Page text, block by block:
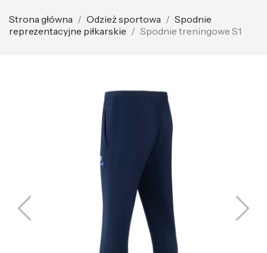
Strona główna Odzież sportowa
Spodnie
reprezentacyjne piłkarskie
Spodnie treningowe S1